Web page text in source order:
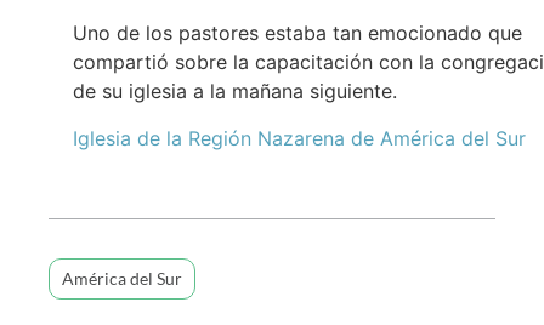
Uno de los pastores estaba tan emocionado que
compartió sobre la capacitación con la
de su iglesia a la mañana siguiente.
Iglesia de la Región Nazarena de América del Sur
América del Sur